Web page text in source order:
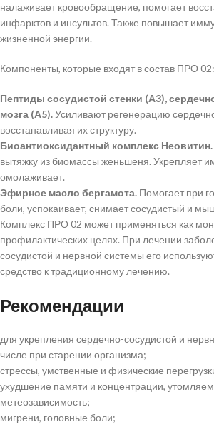
налаживает кровообращение, помогает
инфарктов и инсультов. Также повышает
жизненной энергии.
Компоненты, которые входят в состав ПРО 02:
Пептиды сосудистой стенки (А3),
мозга (А5).Усиливают регенерацию
восстанавливая их структуру.
Биоантиоксидантный комплекс Неовитин.
вытяжку из биомассы женьшеня. Укрепляет
омолаживает.
Эфирное масло бергамота. Помогает при
боли, успокаивает, снимает сосудистый и
Комплекс ПРО 02 может применяться как
профилактических целях. При лечении
сосудистой и нервной системы его
средство к традиционному лечению.
Рекомендации
для укрепления сердечно-сосудистой и
числе при старении организма;
стрессы, умственные и физические
ухудшение памяти и концентрации,
метеозависимость;
мигрени, головные боли;